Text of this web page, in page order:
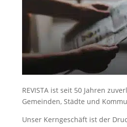
REVISTA ist seit 50 Jahren
Gemeinden, Städte und
Unser Kerngeschäft ist der